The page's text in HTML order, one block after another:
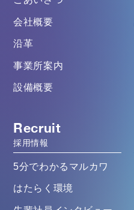
会社概要
沿革
事業所案内
設備概要
Recruit
採用情報
5分でわかるマルカワ
はたらく環境